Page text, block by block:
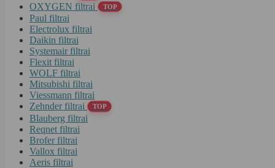
OXYGEN filtrai TOP
Paul filtrai
Electrolux filtrai
Daikin filtrai
Systemair filtrai
Flexit filtrai
WOLF filtrai
Mitsubishi filtrai
Viessmann filtrai
Zehnder filtrai
TOP
Blauberg filtrai
Reqnet filtrai
Brofer filtrai
Vallox filtrai
Aeris filtrai